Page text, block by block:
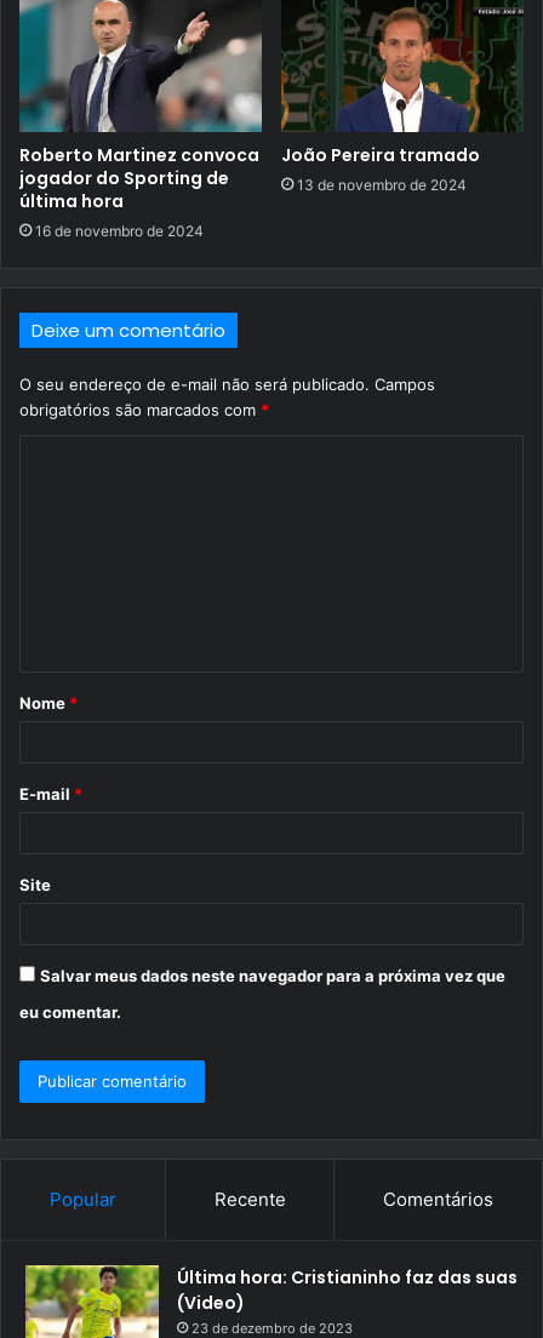
Roberto Martinez convoca
jogador do Sporting de
última hora
16 de novembro de 2024
João Pereira tramado
13 de novembro de 2024
Deixe um comentário
O seu endereço de e-mail não será publicado. Campos
obrigatórios são marcados com *
r
Nome *
E-mail *
Site
Salvar meus dados neste navegador para a próxima vez que
eu comentar.
Popular Recente Comentários
Última hora: Cristianinho faz das suas
(Video)
23 de dezembro de 2023